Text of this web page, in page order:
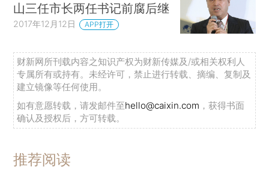
山三任市长两任书记前腐后继
2017年12月12日 APP打开
财新网所刊载内容之知识产权为财新传媒及/或相关权利人
专属所有或持有。未经许可，禁止进行转载、摘编、复制及
建立镜像等任何使用。
如有意愿转载，请发邮件至hello@caixin.com ，获得书面
确认及授权后，方可转载。
推荐阅读